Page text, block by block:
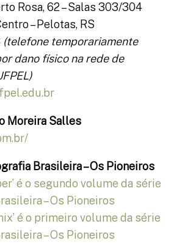
Rosa, 62 – Salas 303/304
– Pelotas, RS
(telefone temporariamente
dano físico na rede de
Moreira Salles
Brasileira – Os Pioneiros
é o segundo volume da série
– Os Pioneiros
é o primeiro volume da série
– Os Pioneiros